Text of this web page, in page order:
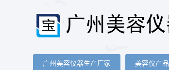
广州美容仪器生产厂家 美容仪产品